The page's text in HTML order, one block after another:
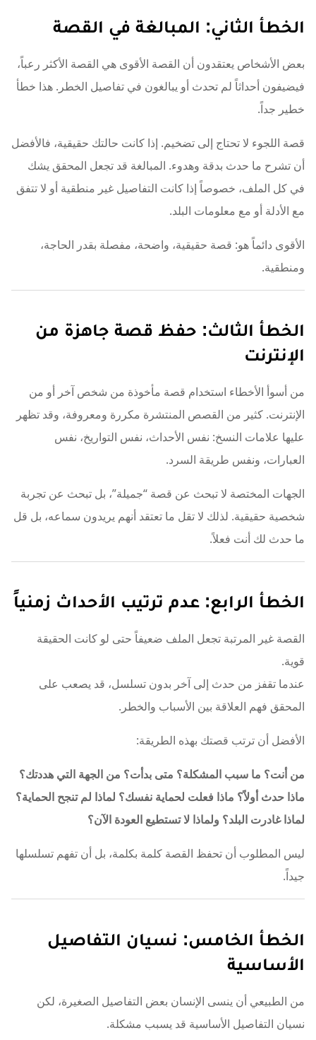
الخطأ الثاني: المبالغة في القصة
بعض الأشخاص يعتقدون أن القصة الأقوى هي القصة الأكثر رعباً،
فيضيفون أحداثاً لم تحدث أو يبالغون في تفاصيل الخطر. هذا خطأ
خطير جداً.
قصة اللجوء لا تحتاج إلى تضخيم. إذا كانت حالتك حقيقية، فالأفضل
أن تشرح ما حدث بدقة وهدوء. المبالغة قد تجعل المحقق يشك
في كل الملف، خصوصاً إذا كانت التفاصيل غير منطقية أو لا تتفق
مع الأدلة أو مع معلومات البلد.
الأقوى دائماً هو: قصة حقيقية، واضحة، مفصلة بقدر الحاجة،
ومنطقية.
الخطأ الثالث: حفظ قصة جاهزة من
الإنترنت
من أسوأ الأخطاء استخدام قصة مأخوذة من شخص آخر أو من
الإنترنت. كثير من القصص المنتشرة مكررة ومعروفة، وقد تظهر
عليها علامات النسخ: نفس الأحداث، نفس التواريخ، نفس
العبارات، ونفس طريقة السرد.
الجهات المختصة لا تبحث عن قصة “جميلة”، بل تبحث عن تجربة
شخصية حقيقية. لذلك لا تقل ما تعتقد أنهم يريدون سماعه، بل قل
ما حدث لك أنت فعلاً.
الخطأ الرابع: عدم ترتيب الأحداث زمنياً
القصة غير المرتبة تجعل الملف ضعيفاً حتى لو كانت الحقيقة
قوية.
عندما تقفز من حدث إلى آخر بدون تسلسل، قد يصعب على
المحقق فهم العلاقة بين الأسباب والخطر.
الأفضل أن ترتب قصتك بهذه الطريقة:
من أنت؟ ما سبب المشكلة؟ متى بدأت؟ من الجهة التي هددتك؟
ماذا حدث أولاً؟ ماذا فعلت لحماية نفسك؟ لماذا لم تنجح الحماية؟
لماذا غادرت البلد؟ ولماذا لا تستطيع العودة الآن؟
ليس المطلوب أن تحفظ القصة كلمة بكلمة، بل أن تفهم تسلسلها
جيداً.
الخطأ الخامس: نسيان التفاصيل
الأساسية
من الطبيعي أن ينسى الإنسان بعض التفاصيل الصغيرة، لكن
نسيان التفاصيل الأساسية قد يسبب مشكلة.